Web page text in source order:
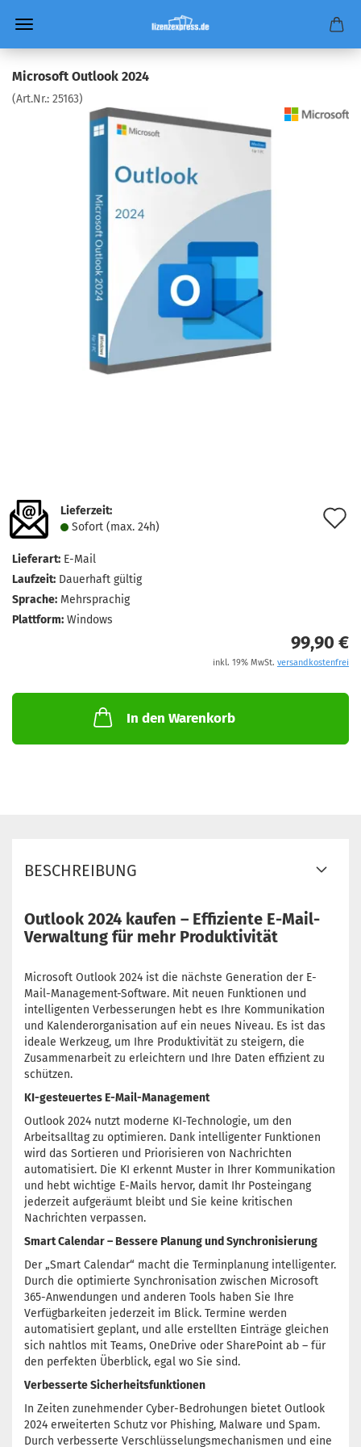
Microsoft Outlook 2024
(Art.Nr.: 25163)
Lieferzeit:
Sofort (max. 24h)
Lieferart: E-Mail
Laufzeit: Dauerhaft gültig
Sprache: Mehrsprachig
Plattform: Windows
99,90 €
inkl. 19% MwSt. versandkostenfrei
In den Warenkorb
BESCHREIBUNG
Outlook 2024 kaufen – Effiziente E-Mail-
Verwaltung für mehr Produktivität
Microsoft Outlook 2024 ist die nächste Generation der E-
Mail-Management-Software. Mit neuen Funktionen und
intelligenten Verbesserungen hebt es Ihre Kommunikation
und Kalenderorganisation auf ein neues Niveau. Es ist das
ideale Werkzeug, um Ihre Produktivität zu steigern, die
Zusammenarbeit zu erleichtern und Ihre Daten effizient zu
schützen.
KI-gesteuertes E-Mail-Management
Outlook 2024 nutzt moderne KI-Technologie, um den
Arbeitsalltag zu optimieren. Dank intelligenter Funktionen
wird das Sortieren und Priorisieren von Nachrichten
automatisiert. Die KI erkennt Muster in Ihrer Kommunikation
und hebt wichtige E-Mails hervor, damit Ihr Posteingang
jederzeit aufgeräumt bleibt und Sie keine kritischen
Nachrichten verpassen.
Smart Calendar – Bessere Planung und Synchronisierung
Der „Smart Calendar“ macht die Terminplanung intelligenter.
Durch die optimierte Synchronisation zwischen Microsoft
365-Anwendungen und anderen Tools haben Sie Ihre
Verfügbarkeiten jederzeit im Blick. Termine werden
automatisiert geplant, und alle erstellten Einträge gleichen
sich nahtlos mit Teams, OneDrive oder SharePoint ab – für
den perfekten Überblick, egal wo Sie sind.
Verbesserte Sicherheitsfunktionen
In Zeiten zunehmender Cyber-Bedrohungen bietet Outlook
2024 erweiterten Schutz vor Phishing, Malware und Spam.
Durch verbesserte Verschlüsselungsmechanismen und eine